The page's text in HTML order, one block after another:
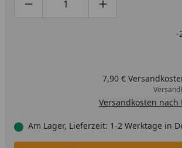
Produktmenge um eins verringern
Produktmenge manuell
Produktmenge
-
7,90 €
Versandkosten
Am Lager, Lieferzeit: 1-2 Werktage in